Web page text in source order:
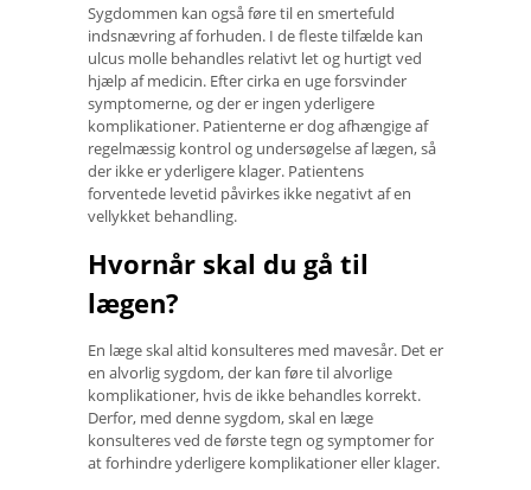
Sygdommen kan også føre til en smertefuld
indsnævring af forhuden. I de fleste tilfælde kan
ulcus molle behandles relativt let og hurtigt ved
hjælp af medicin. Efter cirka en uge forsvinder
symptomerne, og der er ingen yderligere
komplikationer. Patienterne er dog afhængige af
regelmæssig kontrol og undersøgelse af lægen, så
der ikke er yderligere klager. Patientens
forventede levetid påvirkes ikke negativt af en
vellykket behandling.
Hvornår skal du gå til
lægen?
En læge skal altid konsulteres med mavesår. Det er
en alvorlig sygdom, der kan føre til alvorlige
komplikationer, hvis de ikke behandles korrekt.
Derfor, med denne sygdom, skal en læge
konsulteres ved de første tegn og symptomer for
at forhindre yderligere komplikationer eller klager.